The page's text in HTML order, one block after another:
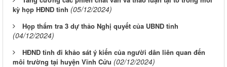
kỳ họp HĐND tỉnh (05/12/2024)
Họp thẩm tra 3 dự thảo Nghị quyết của UBND tỉnh
(04/12/2024)
HĐND tỉnh đi khảo sát ý kiến của người dân liên quan đến
môi trường tại huyện Vĩnh Cửu (02/12/2024)